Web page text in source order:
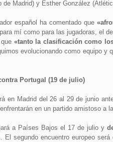
de Madrid) y Esther González
español ha comentado que
mí como para las jugadoras, el
«tanto la clasificación como
evolucionando como equipo y
Portugal (19 de julio)
en Madrid del 26 al 29 de junio
en un partido amistoso a
a Países Bajos el 17 de julio y
. El segundo encuentro europeo será